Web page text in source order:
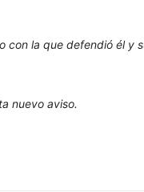
la que defendió él y
nuevo aviso.